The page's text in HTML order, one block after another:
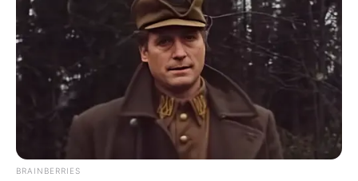
τον Κόσμο, τη στιγμή που συμβαίνουν, στοNewstok.gr.
BRAINBERRIES